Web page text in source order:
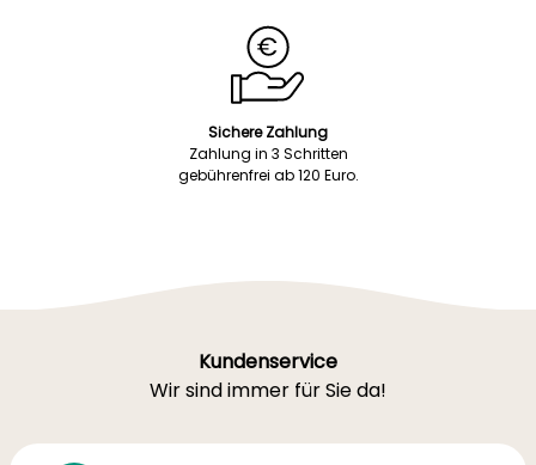
Sichere Zahlung
Zahlung in 3 Schritten
gebührenfrei ab 120 Euro.
Kundenservice
Wir sind immer für Sie da!